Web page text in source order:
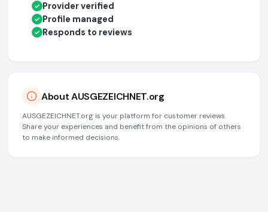
✓ Provider verified
✓ Profile managed
✓ Responds to reviews
About AUSGEZEICHNET.org
AUSGEZEICHNET.org is your platform for customer reviews.
Share your experiences and benefit from the opinions of others
to make informed decisions.